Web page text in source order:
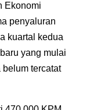
Ekonomi
penyaluran
kuartal kedua
yang mulai
tercatat